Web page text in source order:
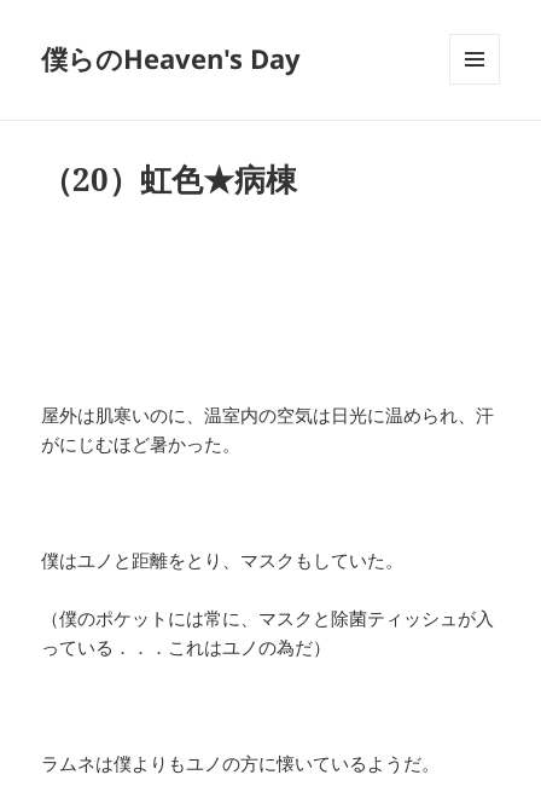
僕らのHeaven's Day
（20）虹色★病棟
屋外は肌寒いのに、温室内の空気は日光に温められ、汗
がにじむほど暑かった。
僕はユノと距離をとり、マスクもしていた。
（僕のポケットには常に、マスクと除菌ティッシュが入
っている．．．これはユノの為だ）
ラムネは僕よりもユノの方に懐いているようだ。